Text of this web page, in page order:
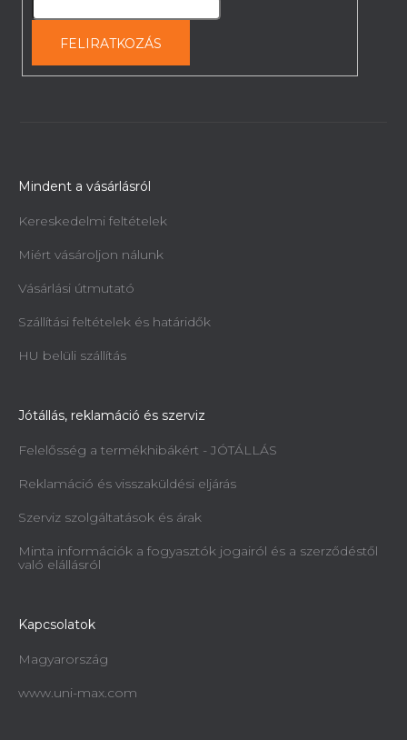
FELIRATKOZÁS
Mindent a vásárlásról
Kereskedelmi feltételek
Miért vásároljon nálunk
Vásárlási útmutató
Szállítási feltételek és határidők
HU belüli szállítás
Jótállás, reklamáció és szerviz
Felelősség a termékhibákért - JÓTÁLLÁS
Reklamáció és visszaküldési eljárás
Szerviz szolgáltatások és árak
Minta információk a fogyasztók jogairól és a szerződéstől
való elállásról
Kapcsolatok
Magyarország
www.uni-max.com